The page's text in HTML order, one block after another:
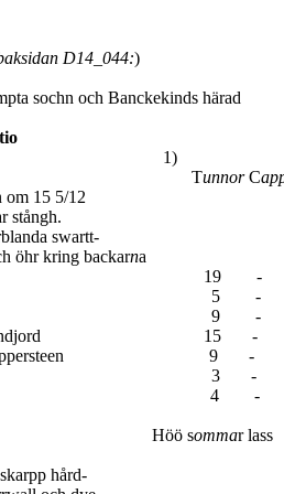
D14_044:)
sochn och Banckekinds härad
1)
unnorC
om 15 5/12
stångh.
swartt-
öhr kring backarna
19 -
5 -
9 -
gierdet sandjord 15 -
med klappersteen 9 -
3 -
4 -
somma
hård-